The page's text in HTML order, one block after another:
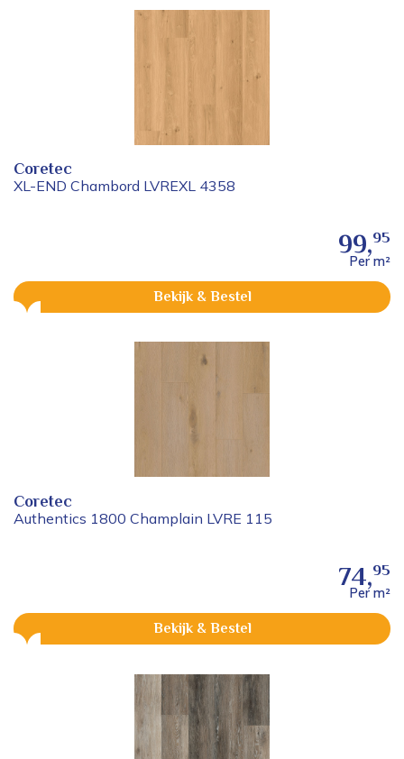
Coretec
XL-END Chambord LVREXL 4358
99,95
Per m²
Bekijk & Bestel
Coretec
Authentics 1800 Champlain LVRE 115
74,95
Per m²
Bekijk & Bestel